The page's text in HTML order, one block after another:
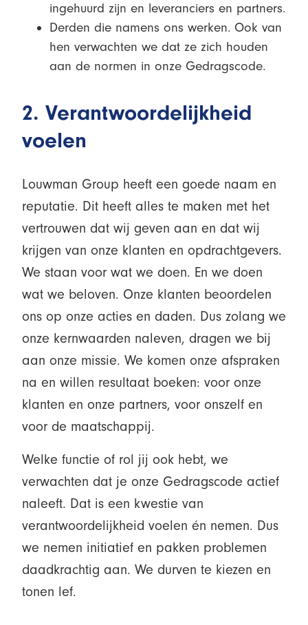
ingehuurd zijn en leveranciers en partners.
Derden die namens ons werken. Ook van
hen verwachten we dat ze zich houden
aan de normen in onze Gedragscode.
2. Verantwoordelijkheid
voelen
Louwman Group heeft een goede naam en
reputatie. Dit heeft alles te maken met het
vertrouwen dat wij geven aan en dat wij
krijgen van onze klanten en opdrachtgevers.
We staan voor wat we doen. En we doen
wat we beloven. Onze klanten beoordelen
ons op onze acties en daden. Dus zolang we
onze kernwaarden naleven, dragen we bij
aan onze missie. We komen onze afspraken
na en willen resultaat boeken: voor onze
klanten en onze partners, voor onszelf en
voor de maatschappij.
Welke functie of rol jij ook hebt, we
verwachten dat je onze Gedragscode actief
naleeft. Dat is een kwestie van
verantwoordelijkheid voelen én nemen. Dus
we nemen initiatief en pakken problemen
daadkrachtig aan. We durven te kiezen en
tonen lef.